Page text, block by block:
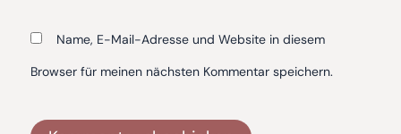
Name, E-Mail-Adresse und Website in diesem
Browser für meinen nächsten Kommentar speichern.